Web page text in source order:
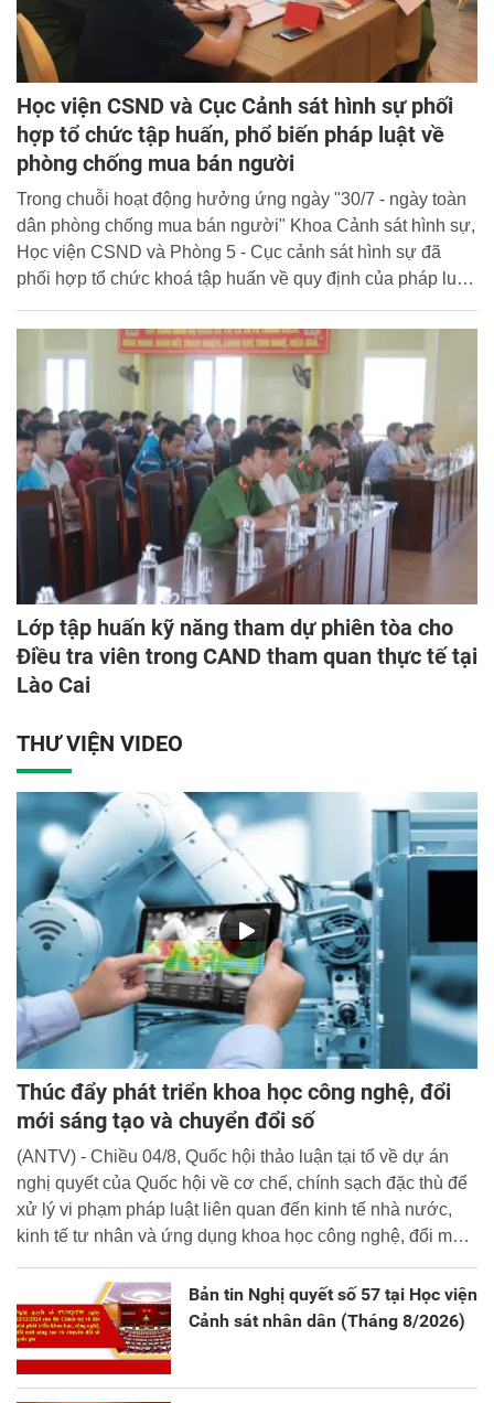
Học viện CSND và Cục Cảnh sát hình sự phối
hợp tổ chức tập huấn, phổ biến pháp luật về
phòng chống mua bán người
Trong chuỗi hoạt động hưởng ứng ngày "30/7 - ngày toàn
dân phòng chống mua bán người" Khoa Cảnh sát hình sự,
Học viện CSND và Phòng 5 - Cục cảnh sát hình sự đã
phối hợp tổ chức khoá tập huấn về quy định của pháp luật
mua bán người
Lớp tập huấn kỹ năng tham dự phiên tòa cho
Điều tra viên trong CAND tham quan thực tế tại
Lào Cai
THƯ VIỆN VIDEO
Thúc đẩy phát triển khoa học công nghệ, đổi
mới sáng tạo và chuyển đổi số
(ANTV) - Chiều 04/8, Quốc hội thảo luận tại tổ về dự án
nghị quyết của Quốc hội về cơ chế, chính sạch đặc thù để
xử lý vi phạm pháp luật liên quan đến kinh tế nhà nước,
kinh tế tư nhân và ứng dụng khoa học công nghệ, đổi mới
Bản tin Nghị quyết số 57 tại Học viện
Cảnh sát nhân dân (Tháng 8/2026)